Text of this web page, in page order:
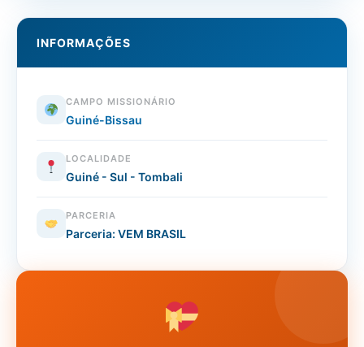
INFORMAÇÕES
CAMPO MISSIONÁRIO
Guiné-Bissau
LOCALIDADE
Guiné - Sul - Tombali
PARCERIA
Parceria: VEM BRASIL